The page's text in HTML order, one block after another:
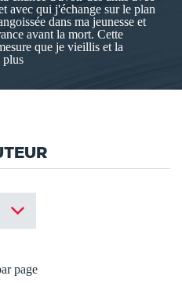
avec qui j'échange sur le plan
dans ma jeunesse et
avant la mort. Cette
que je vieillis et la
plus
page